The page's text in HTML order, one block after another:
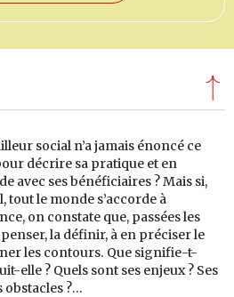
social n’a jamais énoncé ce
décrire sa pratique et en
avec ses bénéficiaires ? Mais si,
tout le monde s’accorde à
on constate que, passées les
la définir, à en préciser le
les contours. Que signifie-t-
elle ? Quels sont ses enjeux ? Ses
obstacles ?…